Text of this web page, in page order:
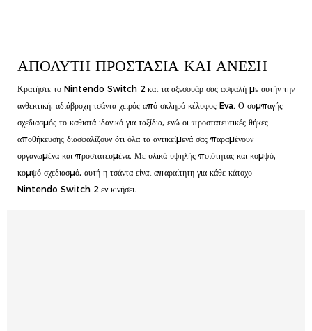
ΑΠΌΛΥΤΗ ΠΡΟΣΤΑΣΊΑ ΚΑΙ ΆΝΕΣΗ
Κρατήστε το Nintendo Switch 2 και τα αξεσουάρ σας ασφαλή με αυτήν την
ανθεκτική, αδιάβροχη τσάντα χειρός από σκληρό κέλυφος Eva. Ο συμπαγής
σχεδιασμός το καθιστά ιδανικό για ταξίδια, ενώ οι προστατευτικές θήκες
αποθήκευσης διασφαλίζουν ότι όλα τα αντικείμενά σας παραμένουν
οργανωμένα και προστατευμένα. Με υλικά υψηλής ποιότητας και κομψό,
κομψό σχεδιασμό, αυτή η τσάντα είναι απαραίτητη για κάθε κάτοχο
Nintendo Switch 2 εν κινήσει.